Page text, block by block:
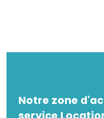
Notre zone